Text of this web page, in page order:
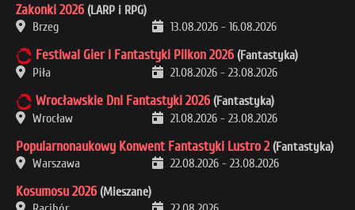
Zakonki 2026 (LARP i RPG)
Brzeg
13.08.2026 - 16.08.2026
Festiwal Gier i Fantastyki Pilkon 2026 (Fantastyka)
Piła
21.08.2026 - 23.08.2026
Wrocławskie Dni Fantastyki 2026 (Fantastyka)
Wrocław
21.08.2026 - 23.08.2026
Popularnonaukowy Konwent Fantastyki Lustro 2 (Fantastyka)
Warszawa
22.08.2026 - 23.08.2026
Kosumosu 2026 (Mieszane)